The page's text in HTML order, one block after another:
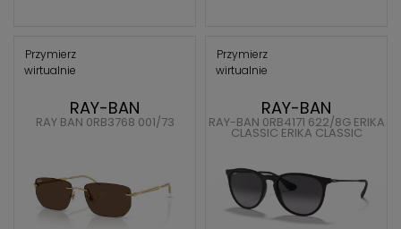
Przymierz
wirtualnie
RAY-BAN
RAY BAN 0RB3768 001/73
Przymierz
wirtualnie
RAY-BAN
RAY-BAN 0RB4171 622/8G ERIKA
CLASSIC ERIKA CLASSIC